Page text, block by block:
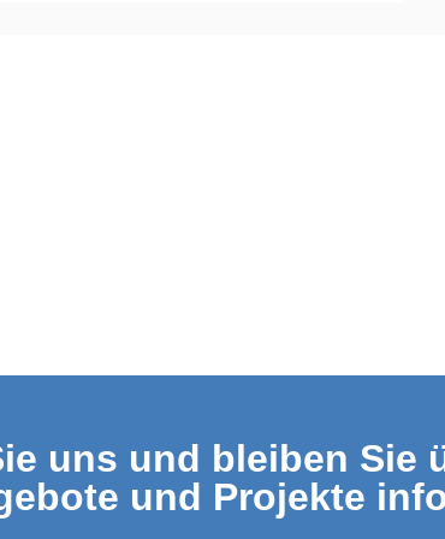
uns und bleiben Sie
und Projekte